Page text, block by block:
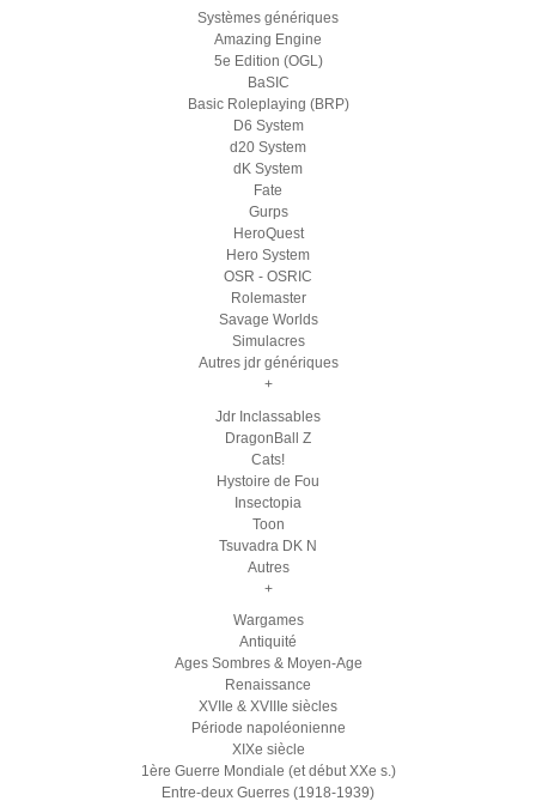
Systèmes génériques
Amazing Engine
5e Edition (OGL)
BaSIC
Basic Roleplaying (BRP)
D6 System
d20 System
dK System
Fate
Gurps
HeroQuest
Hero System
OSR - OSRIC
Rolemaster
Savage Worlds
Simulacres
Autres jdr génériques
+
Jdr Inclassables
DragonBall Z
Cats!
Hystoire de Fou
Insectopia
Toon
Tsuvadra DK N
Autres
+
Wargames
Antiquité
Ages Sombres & Moyen-Age
Renaissance
XVIIe & XVIIIe siècles
Période napoléonienne
XIXe siècle
1ère Guerre Mondiale (et début XXe s.)
Entre-deux Guerres (1918-1939)